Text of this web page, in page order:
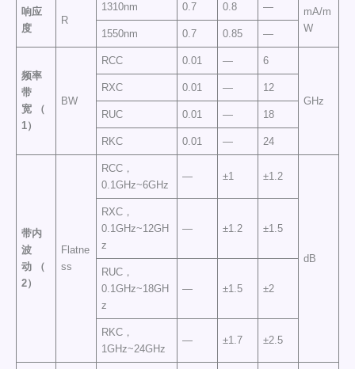
响应
度
R
1310nm 0.7 0.8 —
mA/m
W
1550nm 0.7 0.85 —
频率
带
宽
（
1）
BW
RCC 0.01 — 6
GHz
RXC 0.01 — 12
RUC 0.01 — 18
RKC 0.01 — 24
带内
波
动
（
2）
Flatne
ss
RCC，
0.1GHz~6GHz
— ±1 ±1.2
dB
RXC，
0.1GHz~12GH
z
— ±1.2 ±1.5
RUC，
0.1GHz~18GH
z
— ±1.5 ±2
RKC，
1GHz~24GHz
— ±1.7 ±2.5